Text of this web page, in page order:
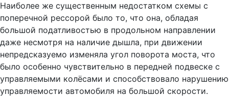
Наиболее же существенным недостатком схемы с
поперечной рессорой было то, что она, обладая
большой податливостью в продольном направлении
даже несмотря на наличие дышла, при движении
непредсказуемо изменяла угол поворота моста, что
было особенно чувствительно в передней подвеске с
управляемыми колёсами и способствовало нарушению
управляемости автомобиля на большой скорости.